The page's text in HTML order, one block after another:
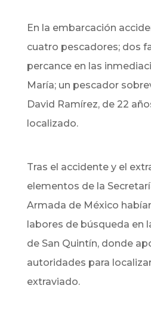
En la embarcación
cuatro pescadores; dos
percance en las
María; un pescador
David Ramírez, de 22
localizado.
Tras el accidente y el
elementos de la
Armada de México
labores de búsqueda en
de San Quintín, donde
autoridades para
extraviado.